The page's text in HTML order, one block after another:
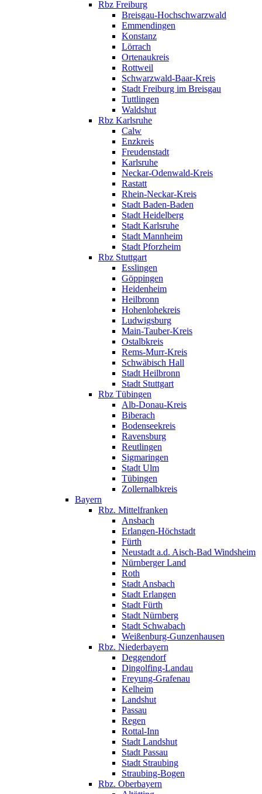
Rbz Freiburg
Breisgau-Hochschwarzwald
Emmendingen
Konstanz
Lörrach
Ortenaukreis
Rottweil
Schwarzwald-Baar-Kreis
Stadt Freiburg im Breisgau
Tuttlingen
Waldshut
Rbz Karlsruhe
Calw
Enzkreis
Freudenstadt
Karlsruhe
Neckar-Odenwald-Kreis
Rastatt
Rhein-Neckar-Kreis
Stadt Baden-Baden
Stadt Heidelberg
Stadt Karlsruhe
Stadt Mannheim
Stadt Pforzheim
Rbz Stuttgart
Esslingen
Göppingen
Heidenheim
Heilbronn
Hohenlohekreis
Ludwigsburg
Main-Tauber-Kreis
Ostalbkreis
Rems-Murr-Kreis
Schwäbisch Hall
Stadt Heilbronn
Stadt Stuttgart
Rbz Tübingen
Alb-Donau-Kreis
Biberach
Bodenseekreis
Ravensburg
Reutlingen
Sigmaringen
Stadt Ulm
Tübingen
Zollernalbkreis
Bayern
Rbz. Mittelfranken
Ansbach
Erlangen-Höchstadt
Fürth
Neustadt a.d. Aisch-Bad Windsheim
Nürnberger Land
Roth
Stadt Ansbach
Stadt Erlangen
Stadt Fürth
Stadt Nürnberg
Stadt Schwabach
Weißenburg-Gunzenhausen
Rbz. Niederbayern
Deggendorf
Dingolfing-Landau
Freyung-Grafenau
Kelheim
Landshut
Passau
Regen
Rottal-Inn
Stadt Landshut
Stadt Passau
Stadt Straubing
Straubing-Bogen
Rbz. Oberbayern